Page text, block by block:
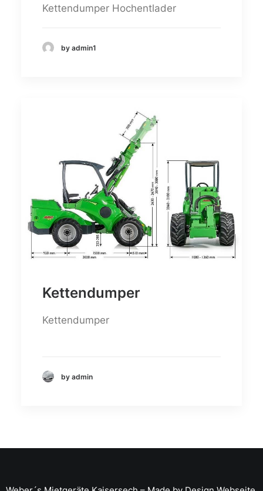
Kettendumper Hochentlader
by admin1
Kettendumper
Kettendumper
by admin